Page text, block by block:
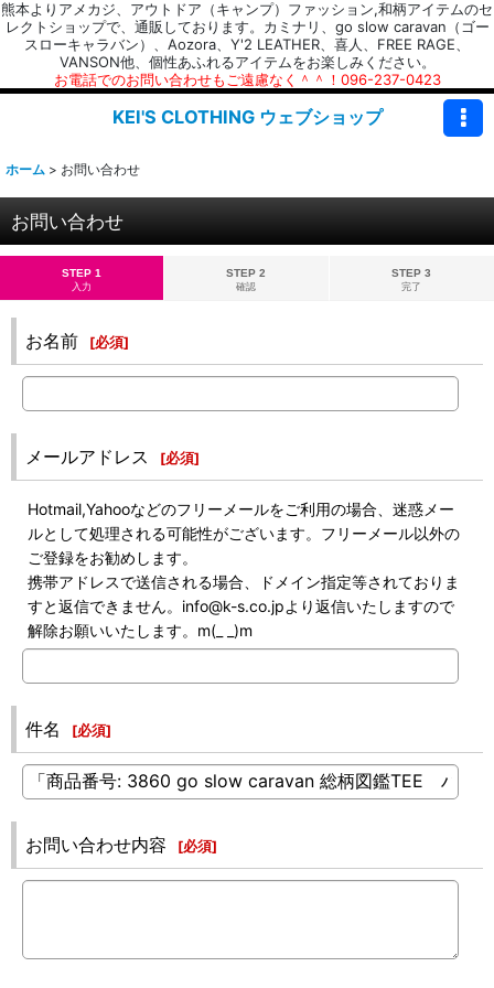
熊本よりアメカジ、アウトドア（キャンプ）ファッション,和柄アイテムのセ
レクトショップで、通販しております。カミナリ、go slow caravan（ゴー
スローキャラバン）、Aozora、Y'2 LEATHER、喜人、FREE RAGE、
VANSON他、個性あふれるアイテムをお楽しみください。
お電話でのお問い合わせもご遠慮なく＾＾！096-237-0423
KEI'S CLOTHING ウェブショップ
ホーム > お問い合わせ
お問い合わせ
STEP 1
入力
STEP 2
確認
STEP 3
完了
お名前 [必須]
メールアドレス [必須]
Hotmail,Yahooなどのフリーメールをご利用の場合、迷惑メー
ルとして処理される可能性がございます。フリーメール以外の
ご登録をお勧めします。
携帯アドレスで送信される場合、ドメイン指定等されておりま
すと返信できません。info@k-s.co.jpより返信いたしますので
解除お願いいたします。m(_ _)m
件名 [必須]
お問い合わせ内容 [必須]